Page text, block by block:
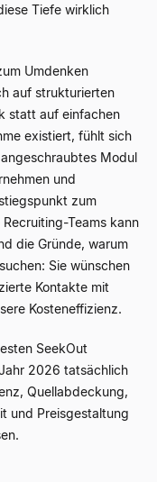
Tiefe wirklich
Umdenken
auf strukturierten
statt auf einfachen
existiert, fühlt sich
Modul
und
zum
Teams kann
die Gründe, warum
Sie wünschen
Kontakte mit
Kosteneffizienz.
SeekOut
2026 tatsächlich
Quellabdeckung,
und Preisgestaltung